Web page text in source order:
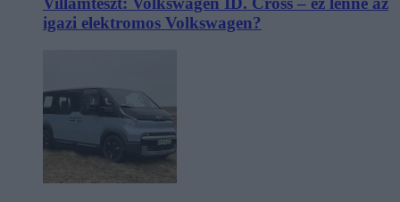
igazi elektromos Volkswagen?